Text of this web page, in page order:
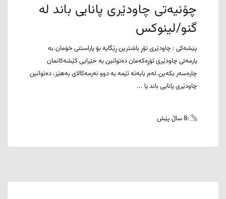
چۆنیەتی چاودێری پانایی باند لە
گنو/لینوکس
پێشەکی : چاودێری تۆڕ باشترین ڕێگایە بۆ پاراستنی خۆمان.بە
یارمەتی چاودێری تۆڕەکەمان دەتوانین بە خێرایی کێشەکانمان
چارەسەر بکەین.لەم بابەتە ئێمە بە دوو نەرمەکالای بەهێز، دەتوانین
چاودێری پانایی باند یا ...
:8 ساڵ پێش